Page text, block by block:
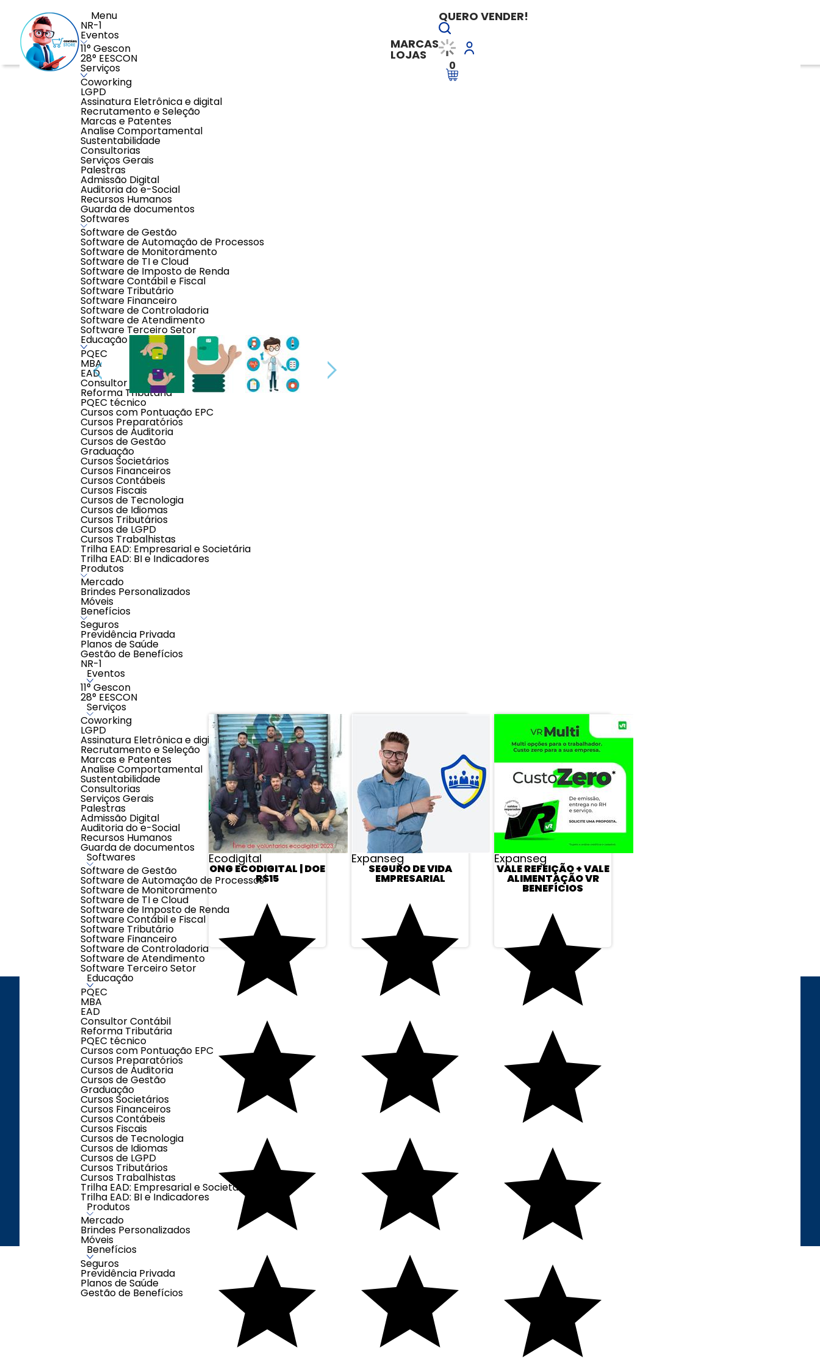
Menu
NR-1
Eventos
11° Gescon
28° EESCON
Serviços
Coworking
LGPD
Assinatura Eletrônica e digital
Recrutamento e Seleção
Marcas e Patentes
Analise Comportamental
Sustentabilidade
Consultorias
Serviços Gerais
Palestras
Admissão Digital
Auditoria do e-Social
Recursos Humanos
Guarda de documentos
Softwares
Software de Gestão
Software de Automação de Processos
Software de Monitoramento
Software de TI e Cloud
Software de Imposto de Renda
Software Contábil e Fiscal
Software Tributário
Software Financeiro
Software de Controladoria
Software de Atendimento
Software Terceiro Setor
Educação
PQEC
MBA
EAD
Consultor Contábil
Reforma Tributária
PQEC técnico
Cursos com Pontuação EPC
Cursos Preparatórios
Cursos de Auditoria
Cursos de Gestão
Graduação
Cursos Societários
Cursos Financeiros
Cursos Contábeis
Cursos Fiscais
Cursos de Tecnologia
Cursos de Idiomas
Cursos Tributários
Cursos de LGPD
Cursos Trabalhistas
Trilha EAD: Empresarial e Societária
Trilha EAD: BI e Indicadores
Produtos
Mercado
Brindes Personalizados
Móveis
Benefícios
Seguros
Previdência Privada
Planos de Saúde
Gestão de Benefícios
NR-1
Eventos
11° Gescon
28° EESCON
Serviços
Coworking
LGPD
Assinatura Eletrônica e digital
Recrutamento e Seleção
Marcas e Patentes
Analise Comportamental
Sustentabilidade
Consultorias
Serviços Gerais
Palestras
Admissão Digital
Auditoria do e-Social
Recursos Humanos
Guarda de documentos
Softwares
Software de Gestão
Software de Automação de Processos
Software de Monitoramento
Software de TI e Cloud
Software de Imposto de Renda
Software Contábil e Fiscal
Software Tributário
Software Financeiro
Software de Controladoria
Software de Atendimento
Software Terceiro Setor
Educação
PQEC
MBA
EAD
Consultor Contábil
Reforma Tributária
PQEC técnico
Cursos com Pontuação EPC
Cursos Preparatórios
Cursos de Auditoria
Cursos de Gestão
Graduação
Cursos Societários
Cursos Financeiros
Cursos Contábeis
Cursos Fiscais
Cursos de Tecnologia
Cursos de Idiomas
Cursos de LGPD
Cursos Tributários
Cursos Trabalhistas
Trilha EAD: Empresarial e Societária
Trilha EAD: BI e Indicadores
Produtos
Mercado
Brindes Personalizados
Móveis
Benefícios
Seguros
Previdência Privada
Planos de Saúde
Gestão de Benefícios
MARCAS
LOJAS
QUERO VENDER!
0
Home > Benefícios >
Descrição do produto
Benefícios Corporativos que Valorizam sua Equipe e Impulsionam Resultados
Já pensou no impacto positivo que benefícios bem estruturados podem trazer para a motivação e produtividade da sua equipe? Oferecer cartão de benefício para
alimentação e refeição vai muito além de uma obrigação — é uma estratégia inteligente para promover bem-estar, engajamento e retenção de talentos.
Nós fornecemos soluções personalizadas que atendem às necessidades específicas do seu negócio e dos seus colaboradores, garantindo mais qualidade de vida e
um ambiente de trabalho mais saudável e motivador.
Por que investir em benefícios com a gente?
Melhore o clima organizacional com colaboradores mais satisfeitos.
Reforce o compromisso da empresa com o bem-estar da equipe.
Aumente a produtividade com profissionais engajados e valorizados.
Escolha alternativas que se encaixem perfeitamente ao seu modelo de negócio e transforme os benefícios corporativos em um diferencial competitivo.
Invista no que realmente importa: sua equipe!
AVALIAÇÕES
0,0
0 classificações de clientes
Ecodigital
ONG ECODIGITAL | DOE
R$15
Expanseg
SEGURO DE VIDA
EMPRESARIAL
Expanseg
VALE REFEIÇÃO + VALE
ALIMENTAÇÃO VR
BENEFÍCIOS
Segunda a quinta: das 08h às 18h
Sexta-feira: das 08h às 17h
INSTITUCIONAL
Quem Somos
Trocas e Devoluções
FAQ
Fale Conosco
Política de Privacidade
Termo de Uso - Usuário
Clube Contábil Store
CONTATO
bil@contabilstore.org.br
(11) 99271-8644
Contábil Store - © Contábil Store. Todos os Direitos Reservados. CNPJ: 62.636.675/0001-89
Criação e Desenvolvimento Agência New Humans | Plataforma Add Suite - Tecnologia e Comunicação para Transformação Digital